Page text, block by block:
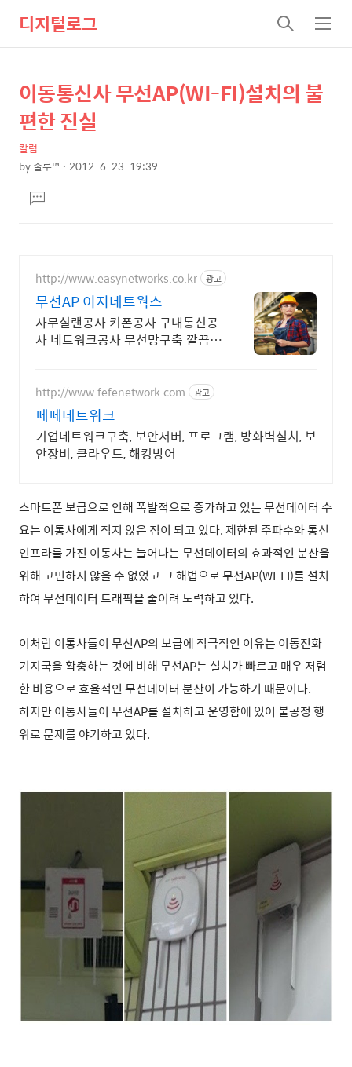
디지털로그
검
색
메
뉴
상
세
컨
텐
본
제
목
이동통신사 무선AP(WI-FI)설치의 불
편한 진실
칼럼
by줄루™ 2012. 6. 23. 19:39
문댓
글
http://www.easynetworks.co.kr 광고
무선AP 이지네트웍스
사무실랜공사 키폰공사 구내통신공
사 네트워크공사 무선망구축 깔끔한
http://www.fefenetwork.com 광고
페페네트워크
기업네트워크구축, 보안서버, 프로그램, 방화벽설치, 보
안장비, 클라우드, 해킹방어
스마트폰 보급으로 인해 폭발적으로 증가하고 있는 무선데이터 수
요는 이통사에게 적지 않은 짐이 되고 있다. 제한된 주파수와 통신
인프라를 가진 이통사는 늘어나는 무선데이터의 효과적인 분산을
위해 고민하지 않을 수 없었고 그 해법으로 무선AP(WI-FI)를 설치
하여 무선데이터 트래픽을 줄이려 노력하고 있다.
이처럼 이통사들이 무선AP의 보급에 적극적인 이유는 이동전화
기지국을 확충하는 것에 비해 무선AP는 설치가 빠르고 매우 저렴
한 비용으로 효율적인 무선데이터 분산이 가능하기 때문이다.
하지만 이통사들이 무선AP를 설치하고 운영함에 있어 불공정 행
위로 문제를 야기하고 있다.